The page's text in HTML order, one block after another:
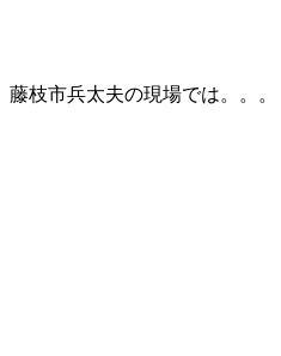
藤枝市兵太夫の現場では。。。